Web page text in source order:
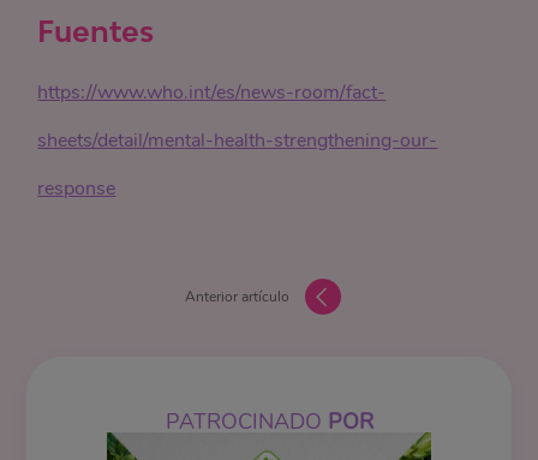
Fuentes
https://www.who.int/es/news-room/fact-
sheets/detail/mental-health-strengthening-our-
response
Anterior artículo
PATROCINADO POR